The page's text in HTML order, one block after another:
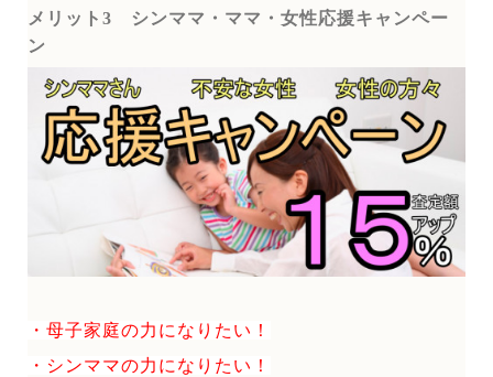
メリット3
シンママ・ママ・女性応援キャンペー
ン
・母子家庭の力になりたい！
・シンママの力になりたい！